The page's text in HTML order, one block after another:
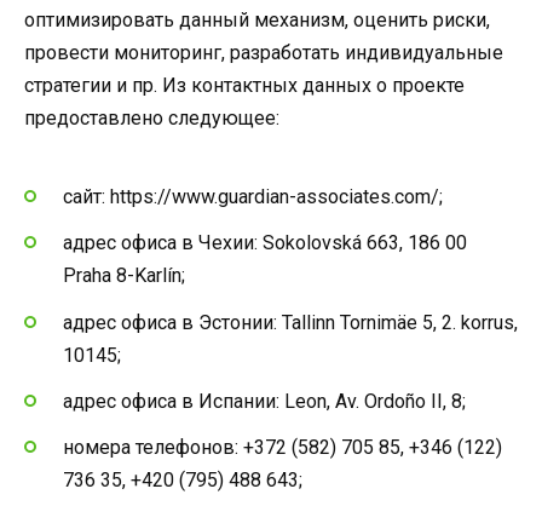
оптимизировать данный механизм, оценить риски,
провести мониторинг, разработать индивидуальные
стратегии и пр. Из контактных данных о проекте
предоставлено следующее:
сайт: https://www.guardian-associates.com/;
адрес офиса в Чехии: Sokolovská 663, 186 00
Praha 8-Karlín;
адрес офиса в Эстонии: Tallinn Tornimäe 5, 2. korrus,
10145;
адрес офиса в Испании: Leon, Av. Ordoño II, 8;
номера телефонов: +372 (582) 705 85, +346 (122)
736 35, +420 (795) 488 643;